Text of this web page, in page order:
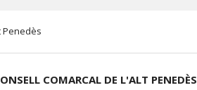
Penedès
COMARCAL DE L'ALT PENEDÈS